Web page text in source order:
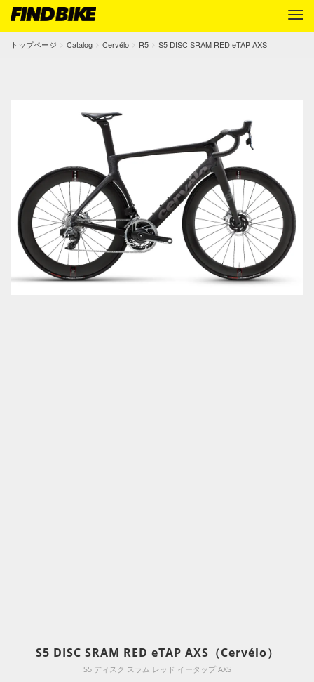
トップページ Catalog Cervélo R5 S5 DISC SRAM RED eTAP AXS
S5 DISC SRAM RED eTAP AXS（Cervélo）
S5 ディスク スラム レッド イータップ AXS